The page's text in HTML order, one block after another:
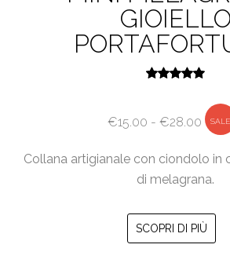
GIOIELLO
€15.00 - €28.00
da
a
SALE
Collana artigianale con ciondolo in
di melagrana.
Questo
prodotto
SCOPRI DI PIÙ